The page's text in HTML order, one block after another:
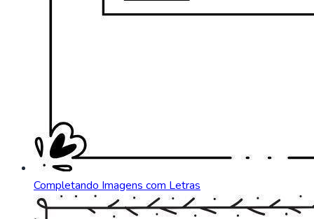
Completando Imagens com Letras